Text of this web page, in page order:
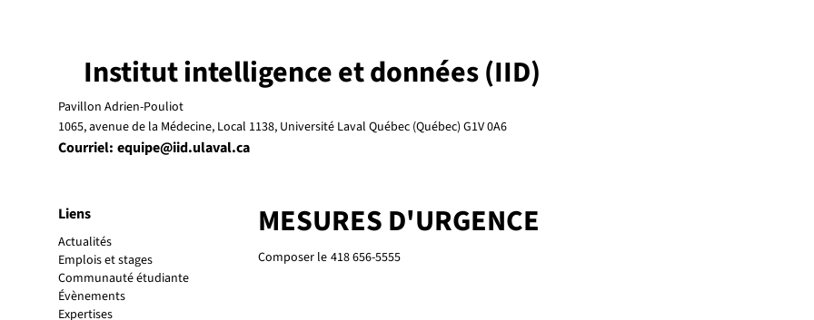
Liens
Actualités
Emplois et stages
Communauté étudiante
Évènements
Expertises
MESURES D'URGENCE
Composer le 418 656-5555
Institut intelligence et données (IID)
Pavillon Adrien-Pouliot
1065, avenue de la Médecine, Local 1138, Université Laval Québec (Québec) G1V 0A6
Courriel: equipe@iid.ulaval.ca